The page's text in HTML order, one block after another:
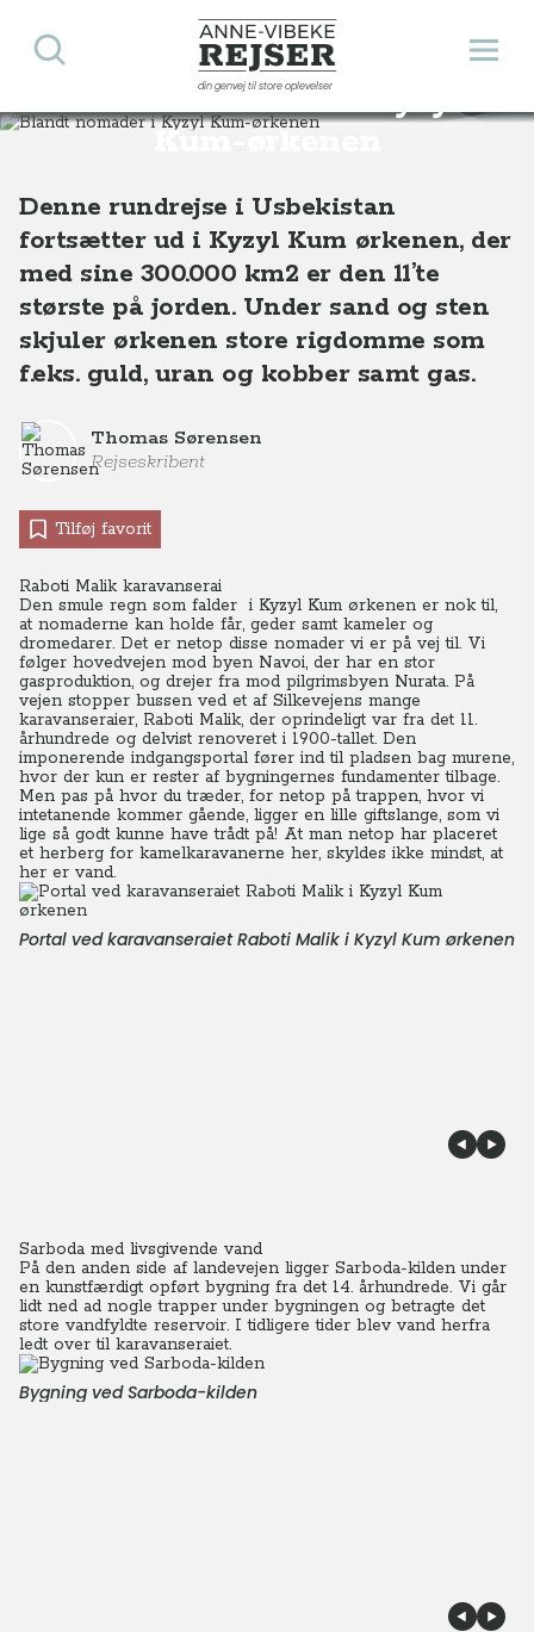
Anne-Vibeke Rejser
din genvej til store oplevelser
Åbn
Søg
Blandt nomader i Kyzyl
Kum-ørkenen
Destinationer Asien Usbekistan Blandt nomader i Kyzyl Kum-ørkenen, Usbekistan
Denne rundrejse i Usbekistan
fortsætter ud i Kyzyl Kum ørkenen, der
med sine 300.000 km2 er den 11’te
største på jorden. Under sand og sten
skjuler ørkenen store rigdomme som
f.eks. guld, uran og kobber samt gas.
Thomas Sørensen
Rejseskribent
Tilføj favorit
Raboti Malik karavanserai
Den smule regn som falder i Kyzyl Kum ørkenen er nok til,
at nomaderne kan holde får, geder samt kameler og
dromedarer. Det er netop disse nomader vi er på vej til. Vi
følger hovedvejen mod byen Navoi, der har en stor
gasproduktion, og drejer fra mod pilgrimsbyen Nurata. På
vejen stopper bussen ved et af Silkevejens mange
karavanseraier, Raboti Malik, der oprindeligt var fra det 11.
århundrede og delvist renoveret i 1900-tallet. Den
imponerende indgangsportal fører ind til pladsen bag murene,
hvor der kun er rester af bygningernes fundamenter tilbage.
Men pas på hvor du træder, for netop på trappen, hvor vi
intetanende kommer gående, ligger en lille giftslange, som vi
lige så godt kunne have trådt på! At man netop har placeret
et herberg for kamelkaravanerne her, skyldes ikke mindst, at
her er vand.
Portal ved karavanseraiet Raboti Malik i Kyzyl Kum ørkenen
Sarboda med livsgivende vand
På den anden side af landevejen ligger Sarboda-kilden under
en kunstfærdigt opført bygning fra det 14. århundrede. Vi går
lidt ned ad nogle trapper under bygningen og betragte det
store vandfyldte reservoir. I tidligere tider blev vand herfra
ledt over til karavanseraiet.
Bygning ved Sarboda-kilden